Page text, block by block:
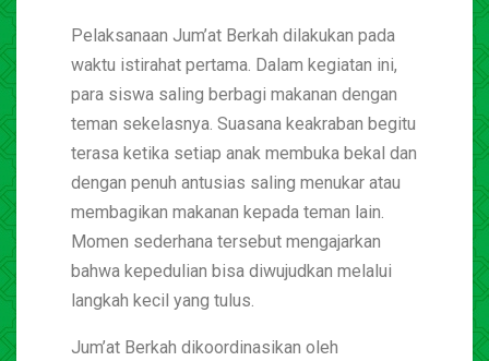
Pelaksanaan Jum’at Berkah dilakukan pada
waktu istirahat pertama. Dalam kegiatan ini,
para siswa saling berbagi makanan dengan
teman sekelasnya. Suasana keakraban begitu
terasa ketika setiap anak membuka bekal dan
dengan penuh antusias saling menukar atau
membagikan makanan kepada teman lain.
Momen sederhana tersebut mengajarkan
bahwa kepedulian bisa diwujudkan melalui
langkah kecil yang tulus.
Jum’at Berkah dikoordinasikan oleh